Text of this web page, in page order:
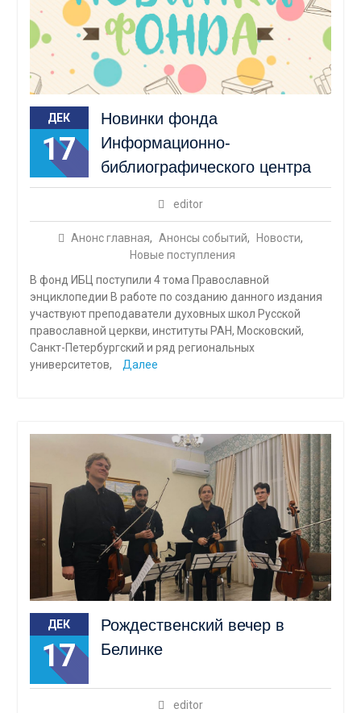
ДЕК
17
Новинки фонда
Информационно-
библиографического центра
editor
Анонс главная, Анонсы событий, Новости,
Новые поступления
В фонд ИБЦ поступили 4 тома Православной
энциклопедии В работе по созданию данного издания
участвуют преподаватели духовных школ Русской
православной церкви, институты РАН, Московский,
Санкт-Петербургский и ряд региональных
университетов,
Далее
ДЕК
17
Рождественский вечер в
Белинке
editor